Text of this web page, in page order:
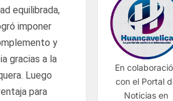
equilibrada,
imponer
y
gracias a la
Luego
para
En
con el Portal
Noticias en